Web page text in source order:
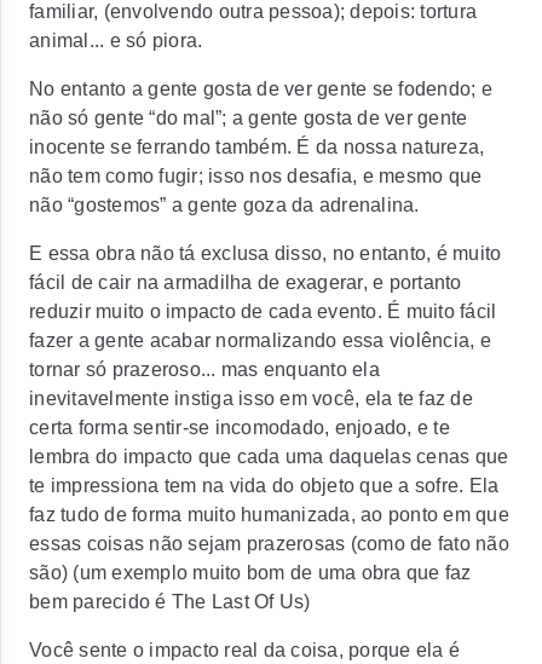
familiar, (envolvendo outra pessoa); depois: tortura
animal... e só piora.
No entanto a gente gosta de ver gente se fodendo; e
não só gente “do mal”; a gente gosta de ver gente
inocente se ferrando também. É da nossa natureza,
não tem como fugir; isso nos desafia, e mesmo que
não “gostemos” a gente goza da adrenalina.
E essa obra não tá exclusa disso, no entanto, é muito
fácil de cair na armadilha de exagerar, e portanto
reduzir muito o impacto de cada evento. É muito fácil
fazer a gente acabar normalizando essa violência, e
tornar só prazeroso... mas enquanto ela
inevitavelmente instiga isso em você, ela te faz de
certa forma sentir-se incomodado, enjoado, e te
lembra do impacto que cada uma daquelas cenas que
te impressiona tem na vida do objeto que a sofre. Ela
faz tudo de forma muito humanizada, ao ponto em que
essas coisas não sejam prazerosas (como de fato não
são) (um exemplo muito bom de uma obra que faz
bem parecido é The Last Of Us)
Você sente o impacto real da coisa, porque ela é